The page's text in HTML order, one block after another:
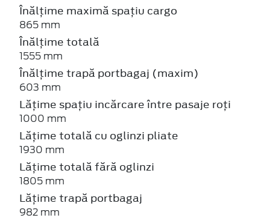
Înălțime maximă spațiu cargo
865 mm
Înălțime totală
1555 mm
Înălțime trapă portbagaj (maxim)
603 mm
Lățime spațiu incărcare între pasaje roți
1000 mm
Lățime totală cu oglinzi pliate
1930 mm
Lățime totală fără oglinzi
1805 mm
Lățime trapă portbagaj
982 mm